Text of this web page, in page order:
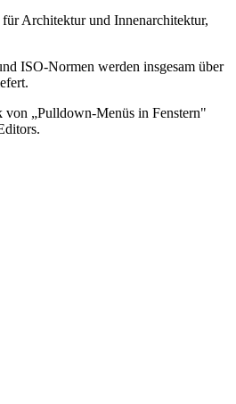
Architektur und Innenarchitektur,
ISO-Normen werden insgesam über
von „Pulldown-Menüs in Fenstern"